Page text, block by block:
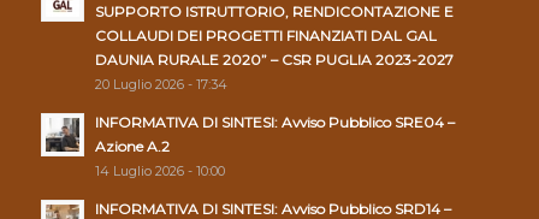
SUPPORTO ISTRUTTORIO, RENDICONTAZIONE E
COLLAUDI DEI PROGETTI FINANZIATI DAL GAL
DAUNIA RURALE 2020” – CSR PUGLIA 2023-2027
20 Luglio 2026 - 17:34
INFORMATIVA DI SINTESI: Avviso Pubblico SRE04 –
Azione A.2
14 Luglio 2026 - 10:00
INFORMATIVA DI SINTESI: Avviso Pubblico SRD14 –